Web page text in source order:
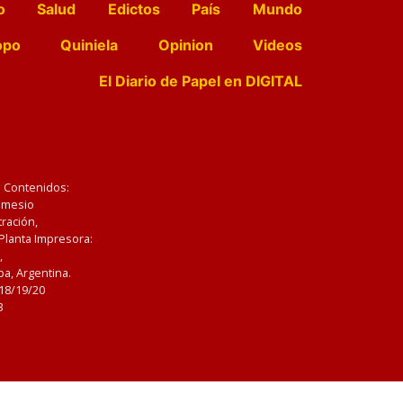
Salud Edictos País
Mundo
Quiniela Opinion
Videos
El Diario de Papel en DIGITAL
Impresora:
Argentina.
19/20